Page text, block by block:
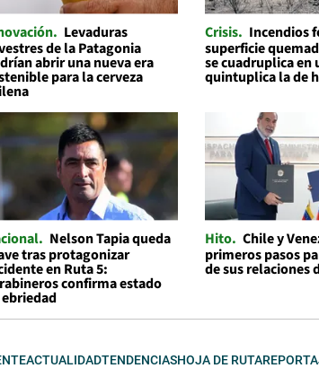
Levaduras
de la Patagonia
abrir una nueva era
para la cerveza
Crisis Incendios
superficie
se cuadruplica en
quintuplica la de
Nelson Tapia queda
tras protagonizar
en Ruta 5:
confirma estado
Hito Chile y
primeros pasos
de sus relaciones
ACTUALIDADTENDENCIASHOJA DE RUTA